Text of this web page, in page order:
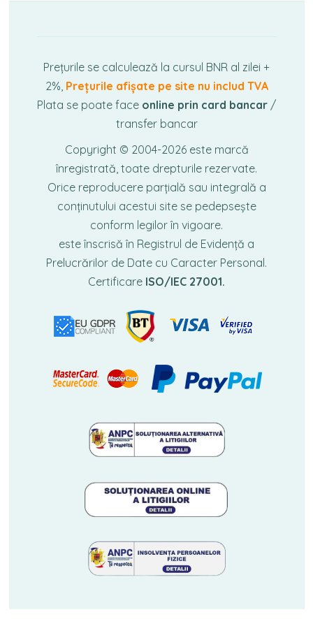
Prețurile se calculează la cursul BNR al zilei +
2%, Prețurile afișate pe site nu includ TVA
Plata se poate face online prin card bancar /
transfer bancar
Copyright © 2004-2026 este marcă
înregistrată, toate drepturile rezervate.
Orice reproducere parțială sau integrală a
conținutului acestui site se pedepsește
conform legilor în vigoare.
este înscrisă în Registrul de Evidență a
Prelucrărilor de Date cu Caracter Personal.
Certificare ISO/IEC 27001.